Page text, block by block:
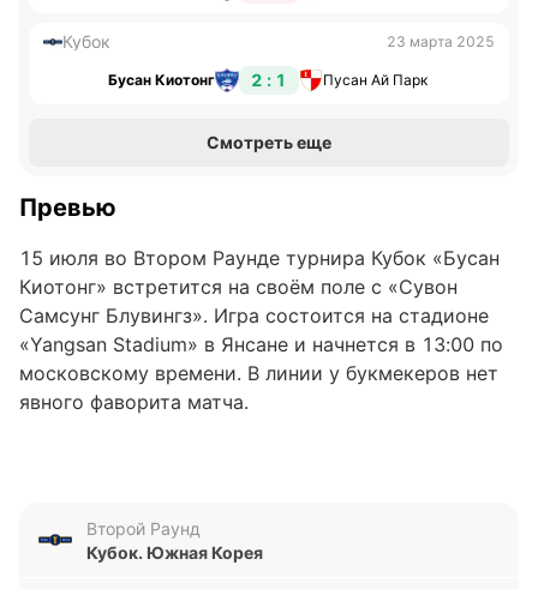
Кубок 23 марта 2025
Бусан Киотонг 2 : 1 Пусан Ай Парк
Смотреть еще
Превью
15 июля во Втором Раунде турнира Кубок «Бусан
Киотонг» встретится на своём поле с «Сувон
Самсунг Блувингз». Игра состоится на стадионе
«Yangsan Stadium» в Янсане и начнется в 13:00 по
московскому времени. В линии у букмекеров нет
явного фаворита матча.
обыграв на предыдущем этапе Gijang Utd со
счётом 2:1. В последних пяти матчах во всех
Второй Раунд
Кубок. Южная Корея